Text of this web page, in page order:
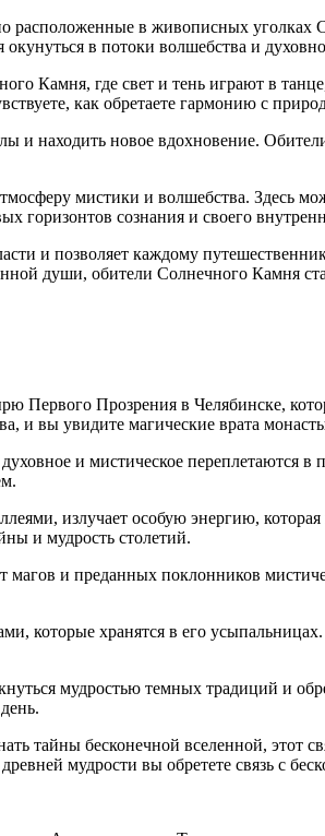
в живописных уголках
в потоки волшебства и
Камня, где свет и тень играют в
как обретаете гармонию с
и находить новое вдохновение.
мистики и волшебства. Здесь
горизонтов сознания и своего
и позволяет каждому
души, обители Солнечного Камня
Первого Прозрения в Челябинске,
и вы увидите магические врата
и мистическое переплетаются
излучает особую энергию, которая
и мудрость столетий.
и преданных поклонников
которые хранятся в его
мудростью темных традиций и
тайны бесконечной вселенной, этот
мудрости вы обретете связь с